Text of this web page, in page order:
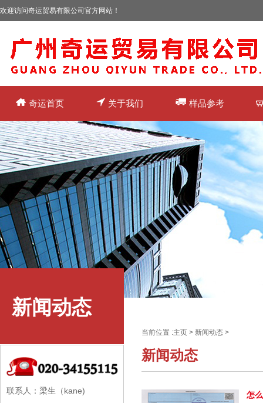
欢迎访问奇运贸易有限公司官方网站！
奇运首页 关于我们 样品参考
新闻动态
联系人：梁生（kane)
当前位置 :主页 > 新闻动态 >
新闻动态
怎